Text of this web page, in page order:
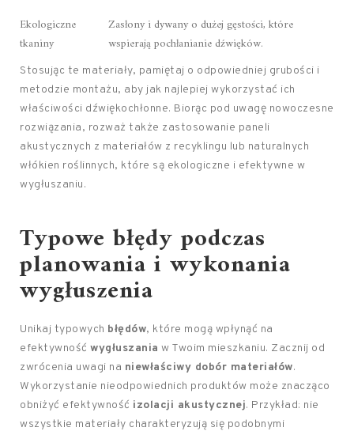
Ekologiczne
tkaniny
Zasłony i dywany o dużej gęstości, które
wspierają pochłanianie dźwięków.
Stosując te materiały, pamiętaj o odpowiedniej grubości i
metodzie montażu, aby jak najlepiej wykorzystać ich
właściwości dźwiękochłonne. Biorąc pod uwagę nowoczesne
rozwiązania, rozważ także zastosowanie paneli
akustycznych z materiałów z recyklingu lub naturalnych
włókien roślinnych, które są ekologiczne i efektywne w
wygłuszaniu.
Typowe błędy podczas
planowania i wykonania
wygłuszenia
Unikaj typowych błędów, które mogą wpłynąć na
efektywność wygłuszania w Twoim mieszkaniu. Zacznij od
zwrócenia uwagi na niewłaściwy dobór materiałów.
Wykorzystanie nieodpowiednich produktów może znacząco
obniżyć efektywność izolacji akustycznej. Przykład: nie
wszystkie materiały charakteryzują się podobnymi